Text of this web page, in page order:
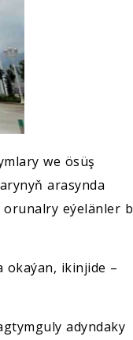
we ösüş
arasynda
eýelänler
ikinjide –
adyndaky